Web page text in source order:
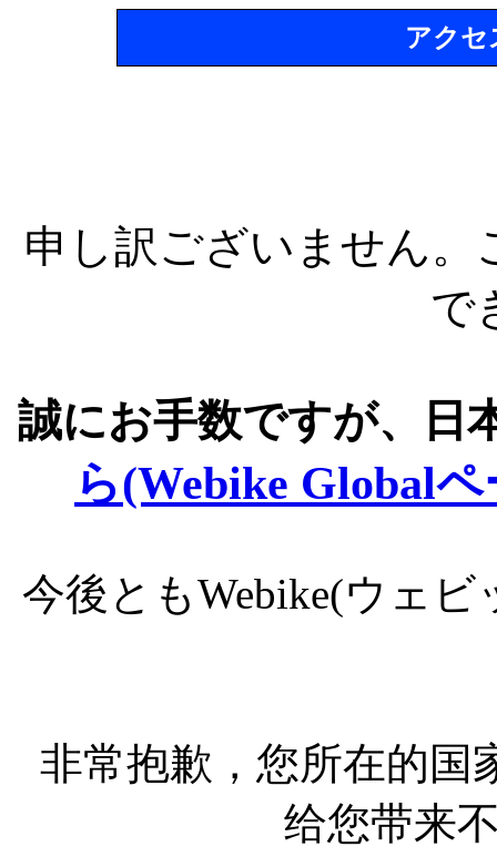
アクセ
申し訳ございません
で
誠にお手数ですが、日
ら(Webike Global
今後ともWebike(ウェ
非常抱歉，您所在的国
给您带来